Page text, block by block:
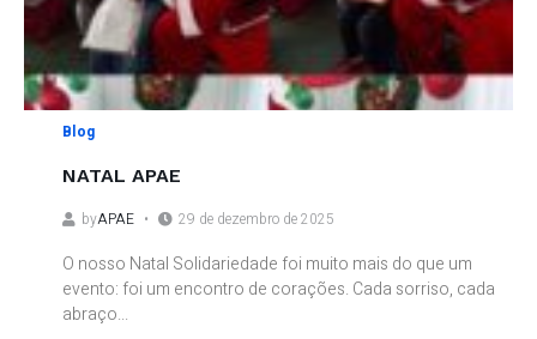
Blog
NATAL APAE
byAPAE 29 de dezembro de 2025
O nosso Natal Solidariedade foi muito mais do que um
evento: foi um encontro de corações. Cada sorriso, cada
abraço...